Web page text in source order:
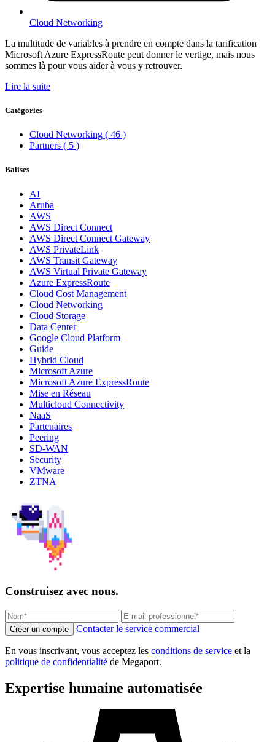
Cloud Networking
La multitude de variables à prendre en compte dans la tarification
Microsoft Azure ExpressRoute peut donner le vertige, mais nous
sommes là pour vous aider à vous y retrouver.
Lire la suite
Catégories
Cloud Networking ( 46 )
Partners ( 5 )
Balises
AI
Aruba
AWS
AWS Direct Connect
AWS Direct Connect Gateway
AWS PrivateLink
AWS Transit Gateway
AWS Virtual Private Gateway
Azure ExpressRoute
Cloud Cost Management
Cloud Networking
Cloud Storage
Data Center
Google Cloud Platform
Guide
Hybrid Cloud
Microsoft Azure
Microsoft Azure ExpressRoute
Mise en Réseau
Multicloud Connectivity
NaaS
Partenaires
Peering
SD-WAN
Security
VMware
ZTNA
Construisez avec nous.
Créer un compte Contacter le service commercial
En vous inscrivant, vous acceptez les conditions de service et la
politique de confidentialité de Megaport.
Expertise humaine automatisée